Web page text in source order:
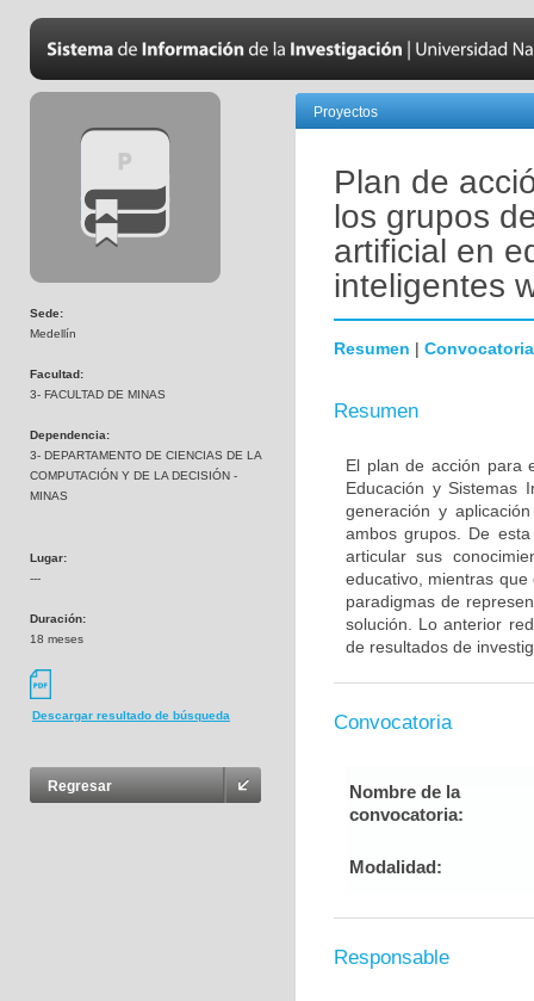
Sede:
Medellín
Facultad:
3- FACULTAD DE MINAS
Dependencia:
3- DEPARTAMENTO DE CIENCIAS DE LA
COMPUTACIÓN Y DE LA DECISIÓN -
MINAS
Lugar:
---
Duración:
18 meses
Descargar resultado de búsqueda
Regresar
Proyectos
Plan de
los grupos
artificial en
inteligentes
Resumen | Convocatoria
Resumen
El plan de acción para
Educación y Sistemas
generación y
ambos grupos. De
articular sus
educativo, mientras
paradigmas de
solución. Lo anterior
de resultados de
Convocatoria
Nombre de la
convocatoria:
Modalidad:
Responsable